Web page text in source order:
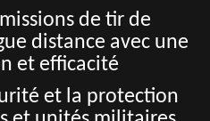
de tir de
distance avec une
et efficacité
et la protection